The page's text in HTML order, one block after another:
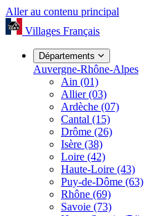
Aller au contenu principal
Villages Français
Départements
Auvergne-Rhône-Alpes
Ain (01)
Allier(03)
Ardèche (07)
Cantal (15)
Drôme (26)
Isère (38)
Loire (42)
Haute-Loire (43)
Puy-de-Dôme (63)
Rhône (69)
Savoie (73)